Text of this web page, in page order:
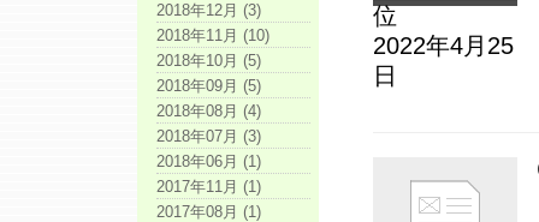
2022年4月25
2018年12月 (3)
2018年11月 (10)
2018年10月 (5)
2018年09月 (5)
2018年08月 (4)
2018年07月 (3)
2018年06月 (1)
2017年11月 (1)
2017年08月 (1)